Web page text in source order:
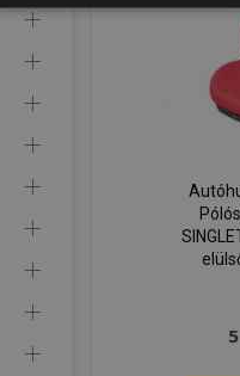
szükséges
Az elengedhetetlenül
a fiókkezelést. A weboldal